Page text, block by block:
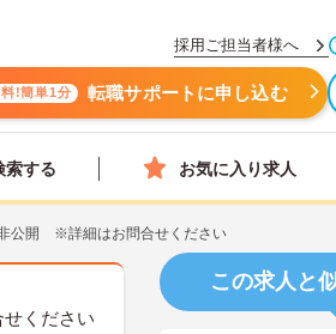
採用ご担当者様へ
!簡単1分 転職サポートに申し込む
索する お気に入り求人
公開 ※詳細はお問合せください
ください
この求人と